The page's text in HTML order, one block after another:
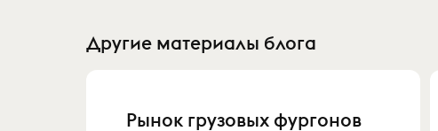
Другие материалы блога
Рынок грузовых фургонов